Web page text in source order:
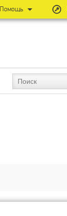
Помощь